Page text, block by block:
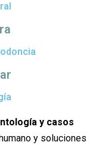
y casos
y soluciones